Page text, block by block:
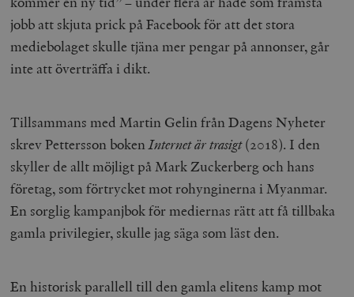
jobb att skjuta prick på Facebook för att det stora
mediebolaget skulle tjäna mer pengar på annonser, går
inte att överträffa i dikt.
Tillsammans med Martin Gelin från Dagens Nyheter
skrev Pettersson bokenInternet är trasigt(2018). I den
skyller de allt möjligt på Mark Zuckerberg och hans
företag, som förtrycket mot rohynginerna i Myanmar.
En sorglig kampanjbok för mediernas rätt att få tillbaka
gamla privilegier, skulle jag säga som läst den.
En historisk parallell till den gamla elitens kamp mot